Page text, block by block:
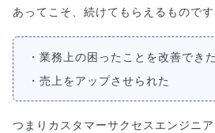
あってこそ、続けてもらえるものです
・業務上の困ったことを改善できた
・売上をアップさせられた
つまりカスタマーサクセスエンジニ